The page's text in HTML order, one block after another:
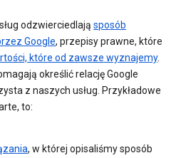
odzwierciedlają sposób
Google, przepisy prawne, które
które od zawsze wyznajemy.
określić relację Google
z naszych usług. Przykładowe
to:
, w której opisaliśmy sposób